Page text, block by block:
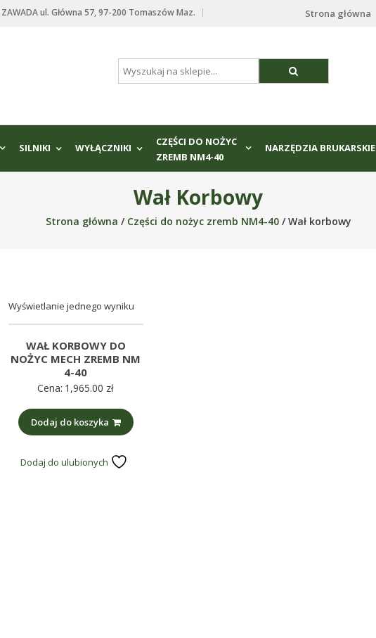
ZAWADA ul. Główna 57, 97-200 Tomaszów Maz. Strona główna
SILNIKI WYŁĄCZNIKI
CZĘŚCI DO NOŻYC
ZREMB NM4-40
NARZĘDZIA BRUKARSKIE
Wał Korbowy
Strona główna / Części do nożyc zremb NM4-40/ Wał korbowy
Wyświetlanie jednego wyniku
WAŁ KORBOWY DO
NOŻYC MECH ZREMB NM
4-40
Cena: 1,965.00 zł
Dodaj do koszyka
Dodaj do ulubionych